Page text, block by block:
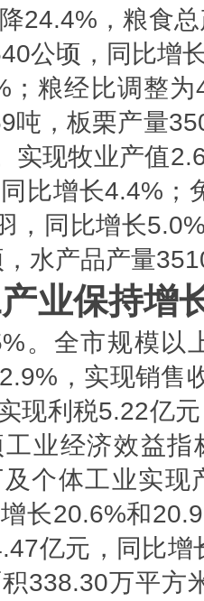
24.4% ，粮食
公顷，同比增
；粮经比调整为
吨，板栗产量
实现牧业产值
比增长4.4% ；
，同比增长
水产品产量
产业保持增
。全市规模以
2.9% ，实现销售
现利税5.22亿
业经济效益指
个体工业实现
长20.6%和
亿元，同比增
338.30万平方